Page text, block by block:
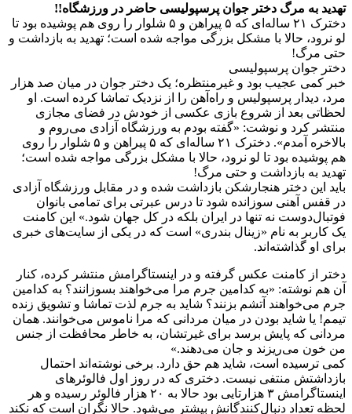
تهدید به مرگ دختر جوان پرسپولیسی حاضر در ورزشگاه!!
دخترک ۲۱ ساله‌ای که ۵ پیراهن و ۵ شلوار را روی هم پوشیده بود تا
لو نرود، حالا با مشکل بزرگی مواجه شده است؛ تهدید به بازداشت و
حتی مرگ!
دختر جوان پرسپولیسی
خبر کمی‌ عجیب بود و غیرمنتظره؛ یک دختر جوان در میان صد هزار
مرد، دیدار پرسپولیس و راه‌آهن را از نزدیک تماشا کرده است. او
لحظاتی بعد از شروع بازی عکسی از خودش در فضای مجازی
منتشر کرد و نوشت: «گفته بودم به ورزشگاه آزادی می‌روم و
بالاخره آمدم». دخترک ۲۱ ساله‌ای که ۵ پیراهن و ۵ شلوار را روی
هم پوشیده بود تا لو نرود، حالا با مشکل بزرگی مواجه شده است؛
تهدید به بازداشت و حتی مرگ!
باید این دختر هنجارشکن بازداشت شده و در مقابل ورزشگاه آزادی
در قفس آهنی سوزانده شود تا درس عبرتی برای تمامی‌ بانوان
فوتبال‌دوست نه تنها در ایران بلکه در کل جهان شود.» این کامنت
یک کاربر به نام «زینال بندری» است که در یکی از سایت‌های خبری
برای او گذاشته‌اند.
دختر از کامنت عکس گرفته و در اینستاگرامش منتشر کرده، کنار
آن هم نوشته: «به کدامین جرم مرا می‌خواهند بسوزانند؟ به کدامین
جرم می‌خواهند آتشم بزنند؟ شاید به جرم لذت تماشا و تشویق زنده
تیمم! یا شاید بودن در میان مردانی که مرا ناموس می‌خوانند. همان
مردانی که پایش برسد برای غیرتشان، به خاطر محافظت از جنس
من خون می‌ریزند و جان می‌دهند.»
کمی‌ ترسیده است، شاید هم حق دارد. برخی نوشته‌اند احتمال
بازداشتش منتفی نیست. دختری که در روز اول فالوئرهای
اینستاگرامش ۳ هزارتایی بود حالا به ۲۰ هزار فالوئر رسیده و هر
لحظه تعداد دنبال‌کنندگانش بیشتر می‌شود. حالا نگران است که نکند